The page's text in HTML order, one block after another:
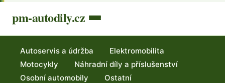
pm-autodily.cz
Autoservis a údržba
Elektromobilita
Motocykly
Náhradní díly a příslušenství
Osobní automobily
Ostatní